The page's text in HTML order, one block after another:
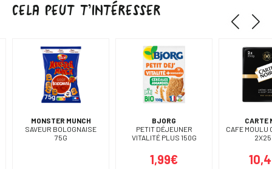
CELA PEUT T’INTÉRESSER
MONSTER MUNCH
SAVEUR BOLOGNAISE
75G
BJORG
PETIT DÉJEUNER
VITALITÉ PLUS 150G
1,99€
CARTE
CAFE MOULU